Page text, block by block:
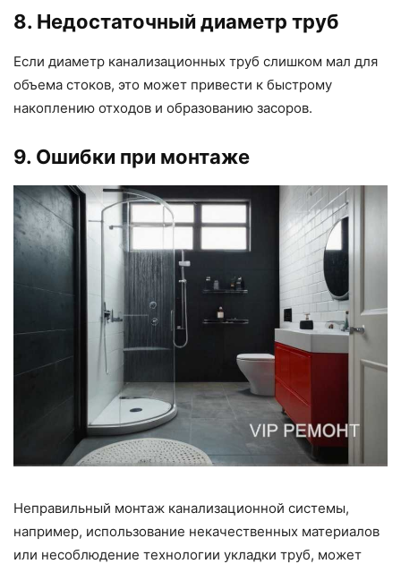
8. Недостаточный диаметр труб
Если диаметр канализационных труб слишком мал для
объема стоков, это может привести к быстрому
накоплению отходов и образованию засоров.
9. Ошибки при монтаже
Неправильный монтаж канализационной системы,
например, использование некачественных материалов
или несоблюдение технологии укладки труб, может